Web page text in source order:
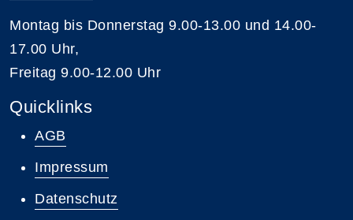
Montag bis Donnerstag 9.00-13.00 und 14.00-
17.00 Uhr,
Freitag 9.00-12.00 Uhr
Quicklinks
AGB
Impressum
Datenschutz